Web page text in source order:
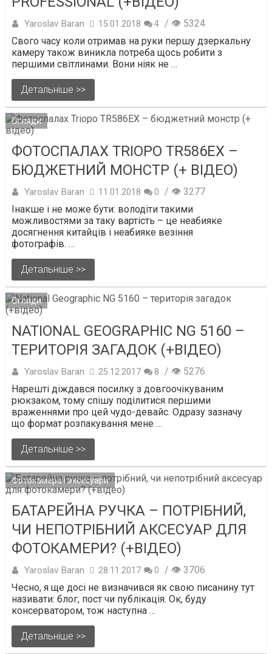
Yaroslav Baran 15.01.2018 4 / 👁 5324
Свого часу коли отримав на руки першу дзеркальну
камеру також виникла потреба щось робити з
першими світлинами. Вони ніяк не …
Детальніше >>
Огляди
ФОТОСПАЛАХ TRIOPO TR586EX –
БЮДЖЕТНИЙ МОНСТР (+ ВІДЕО)
Yaroslav Baran 11.01.2018 0 / 👁 3277
Інакше і не може бути: володіти такими
можливостями за таку вартість – це неабияке
досягнення китайців і неабияке везіння
фотографів. …
Детальніше >>
Огляди
NATIONAL GEOGRAPHIC NG 5160 –
ТЕРИТОРІЯ ЗАГАДОК (+ВІДЕО)
Yaroslav Baran 25.12.2017 8 / 👁 5276
Нарешті діждався посилку з довгоочікуваним
рюкзаком, тому спішу поділитися першими
враженнями про цей чудо-девайс. Одразу зазначу
що формат розпакування мене …
Детальніше >>
Фотокамера і аксесуари
БАТАРЕЙНА РУЧКА – ПОТРІБНИЙ,
ЧИ НЕПОТРІБНИЙ АКСЕСУАР ДЛЯ
ФОТОКАМЕРИ? (+ВІДЕО)
Yaroslav Baran 28.11.2017 0 / 👁 3706
Чесно, я ще досі не визначився як свою писанину тут
називати: блог, пост чи публікація. Ок, буду
консерватором, тож наступна …
Детальніше >>